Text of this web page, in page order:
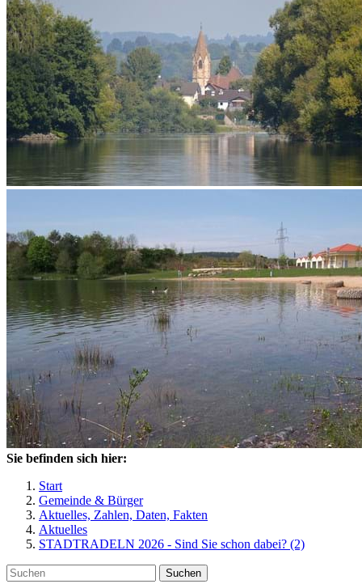
Sie befinden sich hier:
Start
Gemeinde & Bürger
Aktuelles, Zahlen, Daten, Fakten
Aktuelles
STADTRADELN 2026 - Sind Sie schon dabei? (2)
Suchen